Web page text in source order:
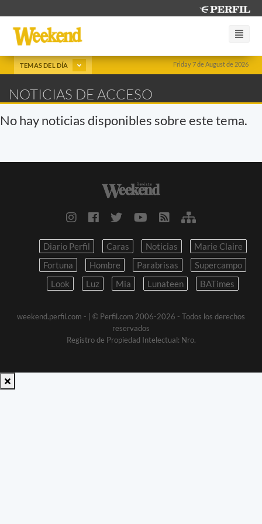
Friday 7 de August de 2026
TEMAS DEL DÍA
NOTICIAS DE ACCESO
No hay noticias disponibles sobre este tema.
Diario Perfil Caras Noticias
Marie Claire
Fortuna
Hombre Parabrisas
Supercampo
Look
Luz Mia Lunateen BATimes
weekend.perfil.com -
| © Perfil.com 2006-2026 - Todos los derechos
reservados
Registro de Propiedad Intelectual: Nro.